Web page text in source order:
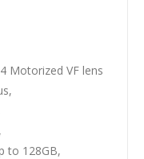
Motorized VF lens
to 128GB,